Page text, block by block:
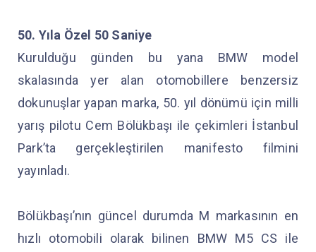
50. Yıla Özel 50 Saniye
Kurulduğu günden bu yana BMW model
skalasında yer alan otomobillere benzersiz
dokunuşlar yapan marka, 50. yıl dönümü için milli
yarış pilotu Cem Bölükbaşı ile çekimleri İstanbul
Park’ta gerçekleştirilen manifesto filmini
yayınladı.
Bölükbaşı’nın güncel durumda M markasının en
hızlı otomobili olarak bilinen BMW M5 CS ile